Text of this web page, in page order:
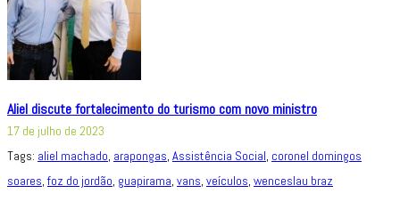
Aliel discute fortalecimento do turismo com novo ministro
17 de julho de 2023
Tags: aliel machado arapongas Assistência Social coronel domingos
soares ,foz do jordão guapirama vans veículos wenceslau braz